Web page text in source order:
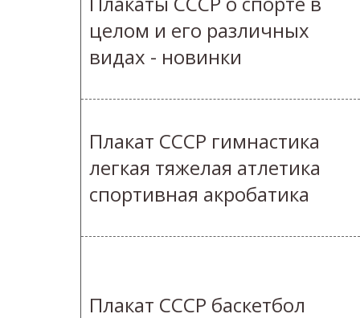
целом и его различных
видах - новинки
Плакат СССР гимнастика
легкая тяжелая атлетика
спортивная акробатика
Плакат СССР баскетбол